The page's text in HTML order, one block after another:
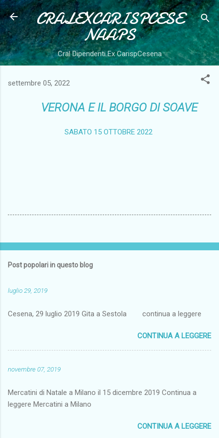
Passa ai contenuti principali
CRALEXCARISPCESE
NAAPS
Cral Dipendenti Ex CarispCesena
settembre 05, 2022
VERONA E IL BORGO DI SOAVE
SABATO 15 OTTOBRE 2022
Post popolari in questo blog
luglio 29, 2019
Cesena, 29 luglio 2019 Gita a Sestola continua a leggere
CONTINUA A LEGGERE
novembre 07, 2019
Mercatini di Natale a Milano il 15 dicembre 2019 Continua a
leggere Mercatini a Milano
CONTINUA A LEGGERE